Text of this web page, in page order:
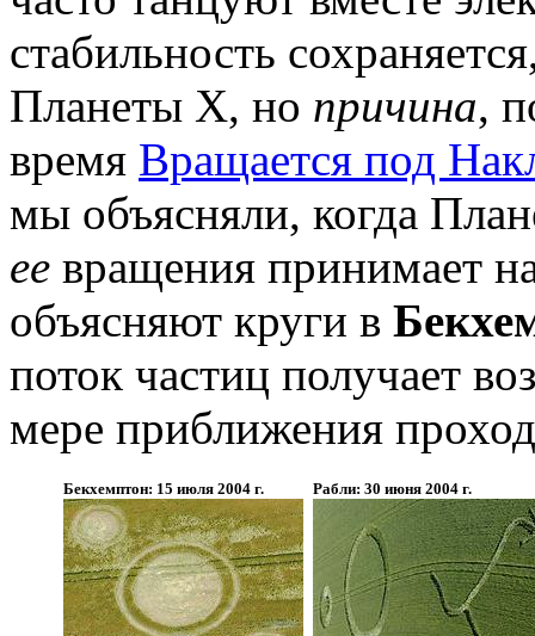
стабильность
Планеты Х, но причина,
время Вращается под
мы объясняли, когда
ее вращения принимает
объясняют круги в
поток частиц получает
мере приближения
Бекхемптон: 15 июля 2004 г. Рабли: 30 июня 2004 г.